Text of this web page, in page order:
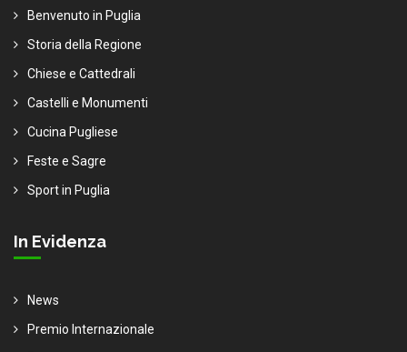
Benvenuto in Puglia
Storia della Regione
Chiese e Cattedrali
Castelli e Monumenti
Cucina Pugliese
Feste e Sagre
Sport in Puglia
In Evidenza
News
Premio Internazionale